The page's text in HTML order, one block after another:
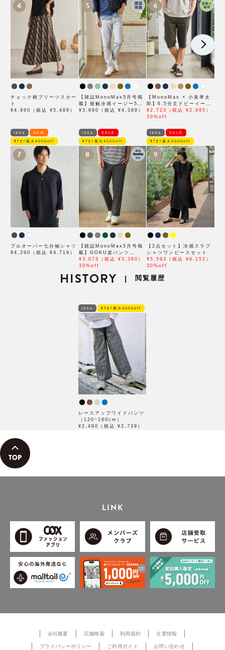
4
チェック柄プリーツスカー
ト
¥4,990（税込 ¥5,489）
5
【雑誌MonoMax5月号掲
載】接触冷感イージー5ポ
ケット
¥3,990（税込 ¥4,389）
6
【MonoMax × 小泉孝太
郎】6.5分丈ドビーイージ
ーハーフパンツ「小泉孝太
郎さん着用モデル」
¥2,723（税込 ¥2,995）
30%off
ikka NEW
ﾓｱｵﾌ最大4000off
7
プルオーバー七分袖シャツ
¥4,290（税込 ¥4,719）
ikka SALE
ﾓｱｵﾌ最大4000off
8
【雑誌MonoMax5月号掲
載】GOKU楽パンツ
EASY STRETCH 冷感ア
ンクル【接触冷感】「小泉
¥3,073（税込 ¥3,380）
30%off
ikka SALE
ﾓｱｵﾌ最大4000off
9
【2点セット】冷感スラブ
シャツワンピースセット
¥5,593（税込 ¥6,152）
30%off
HISTORY | 閲覧履歴
ikka ﾓｱｵﾌ最大4000off
レースアップワイドパンツ
（120~160cm）
¥2,490（税込 ¥2,739）
LINK
会社概要 店舗検索 利用規約 企業情報
プライバシーポリシー ご利用ガイド お問い合わせ